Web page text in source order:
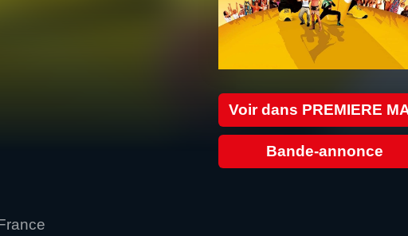
Voir dans PREMIERE
Bande-annonce